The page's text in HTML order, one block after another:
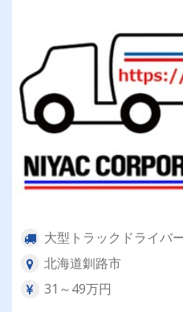
大型トラックドライバ
北海道釧路市
31～49万円